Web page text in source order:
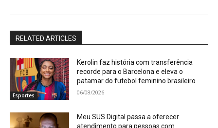
RELATED ARTICLES
Esportes
Kerolin faz história com transferência
recorde para o Barcelona e eleva o
patamar do futebol feminino brasileiro
06/08/2026
Meu SUS Digital passa a oferecer
atendimento para pessoas com